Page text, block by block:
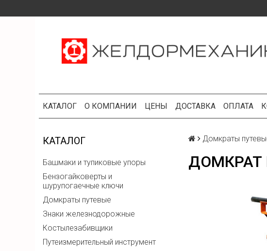
КАТАЛОГ О КОМПАНИИ ЦЕНЫ ДОСТАВКА ОПЛАТА
КАТАЛОГ
Башмаки и тупиковые упоры
Бензогайковерты и
шурупогаечные ключи
Домкраты путевые
Знаки железнодорожные
Костылезабивщики
Путеизмерительный инструмент
Домкраты
ДОМКРАТ